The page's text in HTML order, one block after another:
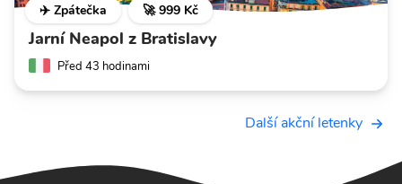
✈️ Zpátečka 🚀 999 Kč
Jarní Neapol z Bratislavy
Před 43 hodinami
Další akční letenky